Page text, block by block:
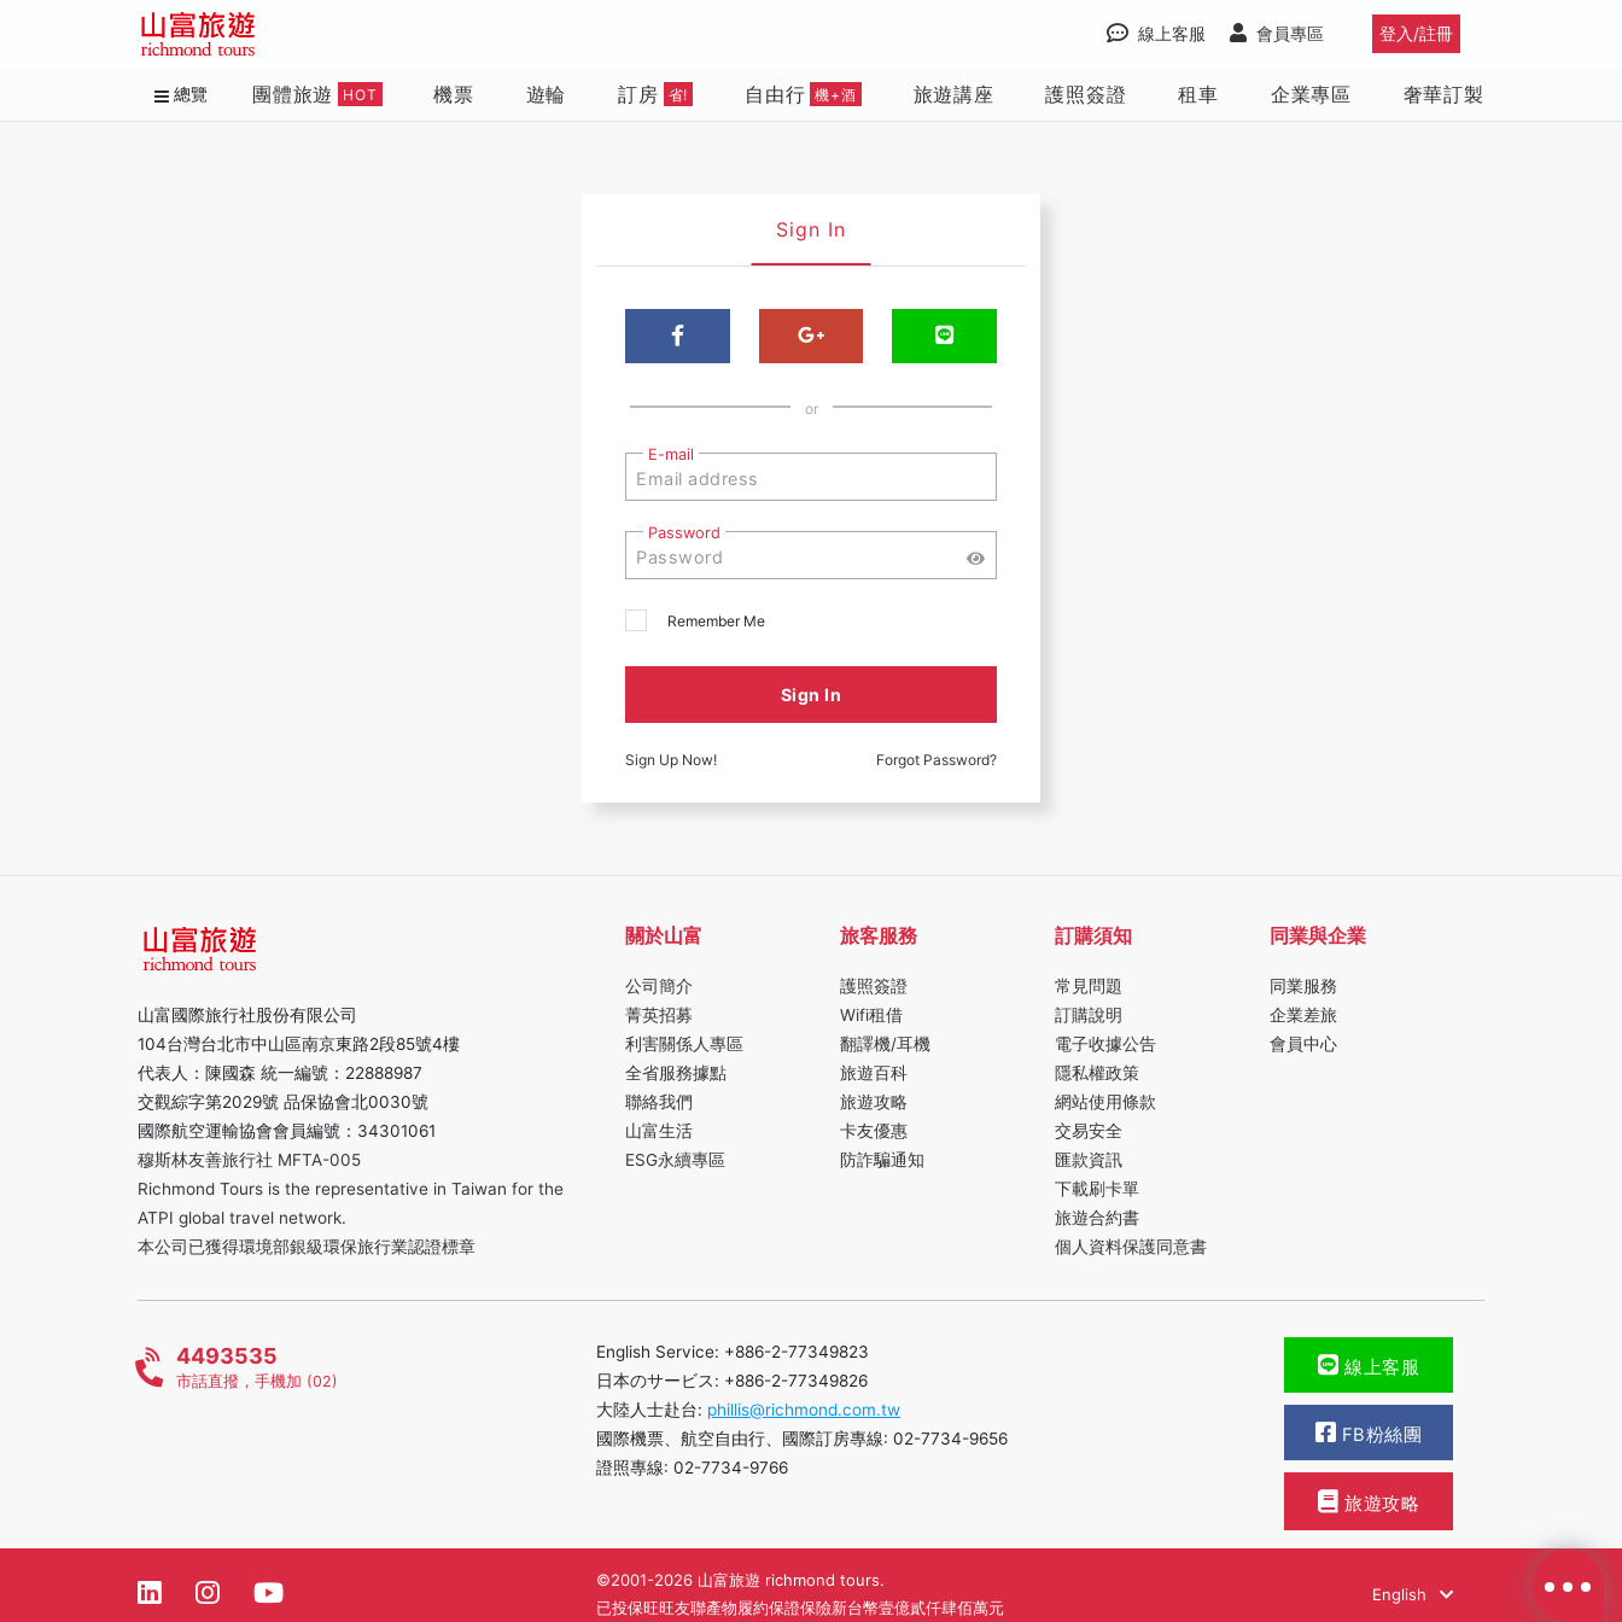
登入/註冊
會員專區
線上客服
總覽 團體旅遊 HOT 機票 遊輪 訂房 省! 自由行 機+酒 旅遊講座 護照簽證 租車 企業專區 奢華訂製
Sign In
or
E-mail
Password
Remember Me
Sign In
Sign Up Now! Forgot Password?
山富國際旅行社股份有限公司
104台灣台北市中山區南京東路2段85號4樓
代表人：陳國森 統一編號：22888987
交觀綜字第2029號 品保協會北0030號
國際航空運輸協會會員編號：34301061
穆斯林友善旅行社 MFTA-005
Richmond Tours is the representative in Taiwan for the
ATPI global travel network.
本公司已獲得環境部銀級環保旅行業認證標章
關於山富
公司簡介
菁英招募
利害關係人專區
全省服務據點
聯絡我們
山富生活
ESG永續專區
旅客服務
護照簽證
Wifi租借
翻譯機/耳機
旅遊百科
旅遊攻略
卡友優惠
防詐騙通知
訂購須知
常見問題
訂購說明
電子收據公告
隱私權政策
網站使用條款
交易安全
匯款資訊
下載刷卡單
旅遊合約書
個人資料保護同意書
同業與企業
同業服務
企業差旅
會員中心
4493535
市話直撥，手機加 (02)
English Service: +886-2-77349823
日本のサービス: +886-2-77349826
大陸人士赴台: phillis@richmond.com.tw
國際機票、航空自由行、國際訂房專線: 02-7734-9656
證照專線: 02-7734-9766
線上客服
FB粉絲團
旅遊攻略
©2001-2026 山富旅遊 richmond tours.
已投保旺旺友聯產物履約保證保險新台幣壹億貳仟肆佰萬元
English